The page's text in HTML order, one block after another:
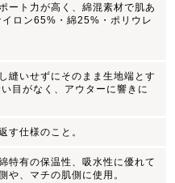
ート力が高く、綿混素材で肌あ
ロン65%・綿25%・ポリウレ
縫いせずにそのまま生地端とす
目がなく、アウターに響きに
す仕様のこと。
特有の保温性、吸水性に優れて
や、マチの肌側に使用。